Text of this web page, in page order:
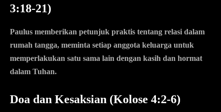
3:18-21)
Paulus memberikan petunjuk praktis tentang relasi dalam
rumah tangga, meminta setiap anggota keluarga untuk
memperlakukan satu sama lain dengan kasih dan hormat
dalam Tuhan.
Doa dan Kesaksian (Kolose 4:2-6)